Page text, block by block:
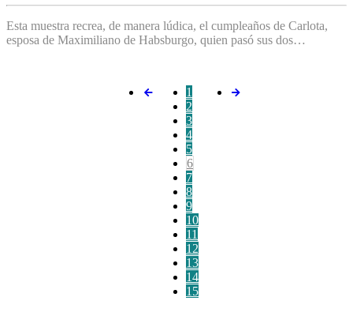
Esta muestra recrea, de manera lúdica, el cumpleaños de Carlota,
esposa de Maximiliano de Habsburgo, quien pasó sus dos…
1
2
3
4
5
6
7
8
9
10
11
12
13
14
15